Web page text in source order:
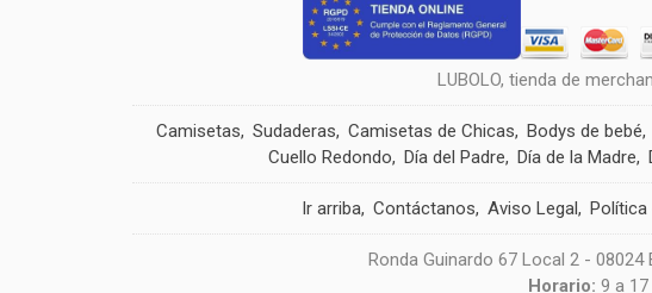
LUBOLO, tienda de
Camisetas Sudaderas Camisetas de Chicas Bodys de bebé
Cuello Redondo
Día del Padre Día de la Madre
Ir arriba Contáctanos Aviso Legal Política
Ronda Guinardo 67 Local 2 -
Horario:9 a